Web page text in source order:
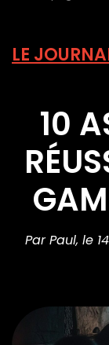
LE
10
Par Paul, le